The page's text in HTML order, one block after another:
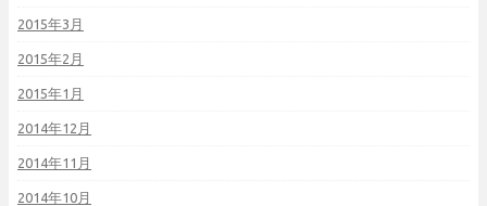
2015年3月
2015年2月
2015年1月
2014年12月
2014年11月
2014年10月